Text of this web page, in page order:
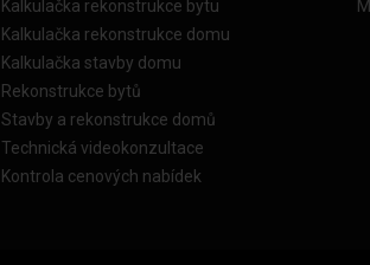
Kalkulačka rekonstrukce bytu
Kalkulačka rekonstrukce domu
Kalkulačka stavby domu
Rekonstrukce bytů
Stavby a rekonstrukce domů
Technická videokonzultace
Kontrola cenových nabídek